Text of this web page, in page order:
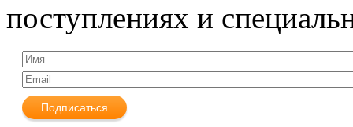
поступлениях и